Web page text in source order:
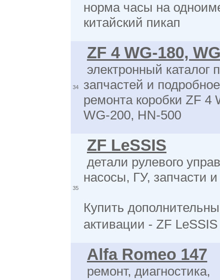
норма часы на
китайский пикап
34
ZF 4 WG-180,
электронный каталог
запчастей и
ремонта коробки ZF 4
WG-200, HN-500
35
ZF LeSSIS
детали рулевого
насосы, ГУ, запчасти
Купить
активации - ZF
Alfa Romeo 147
ремонт, диагностика,